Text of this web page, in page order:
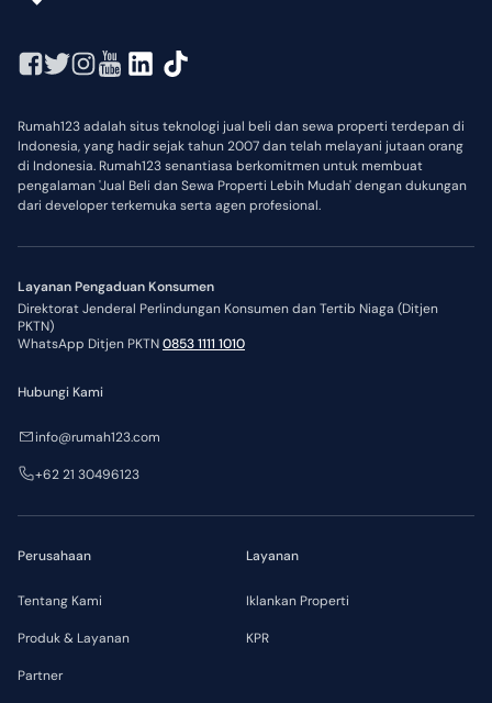
Rumah123 adalah situs teknologi jual beli dan sewa properti terdepan di
Indonesia, yang hadir sejak tahun 2007 dan telah melayani jutaan orang
di Indonesia. Rumah123 senantiasa berkomitmen untuk membuat
pengalaman 'Jual Beli dan Sewa Properti Lebih Mudah' dengan dukungan
dari developer terkemuka serta agen profesional.
Layanan Pengaduan Konsumen
Direktorat Jenderal Perlindungan Konsumen dan Tertib Niaga (Ditjen
PKTN)
WhatsApp Ditjen PKTN0853 1111 1010
Perusahaan
Tentang Kami
Produk & Layanan
Partner
Layanan
Iklankan Properti
KPR
Hubungi Kami
info@rumah123.com
+62 21 30496123